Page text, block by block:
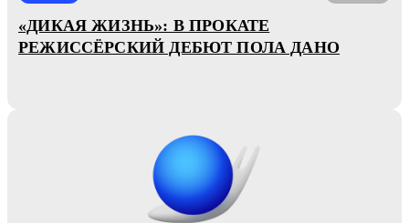
«ДИКАЯ ЖИЗНЬ»: В ПРОКАТЕ
РЕЖИССЁРСКИЙ ДЕБЮТ ПОЛА ДАНО